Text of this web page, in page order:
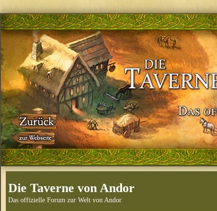
Die Taverne von Andor
Das offizielle Forum zur Welt von Andor